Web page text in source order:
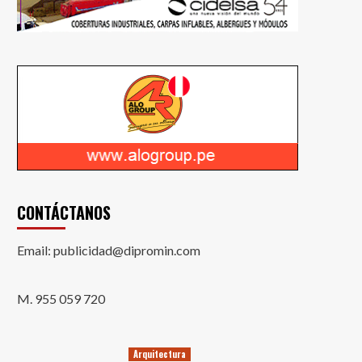
CONTÁCTANOS
Email: publicidad@dipromin.com
M. 955 059 720
Arquitectura